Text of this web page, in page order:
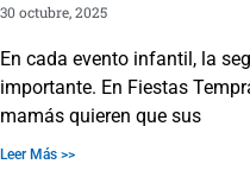
30 octubre, 2025
En cada evento infantil, la
importante. En Fiestas
mamás quieren que sus
Leer Más >>